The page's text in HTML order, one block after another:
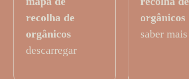
recolha de
orgânicos
descarregar
orgânicos
saber mais